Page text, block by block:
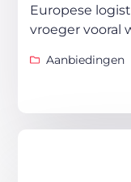
Europese
vroeger vooral
Aanbiedingen